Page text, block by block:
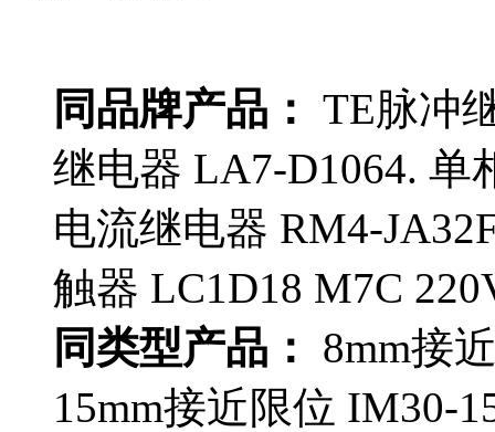
同品牌产品： TE脉冲
继电器 LA7-D1064. 单
电流继电器 RM4-
触器 LC1D18 M7C
同类型产品：
8mm接
15mm接近限位 IM30-